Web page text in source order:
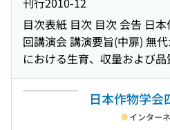
52回講演会講演要旨) 異なる
ダイズ品種「はつさやか」
生産特性(日本作物学会四国
旨) Yield and Yield
Cultivar "Hatsusayaka" and
Narrow Row Planting
densities 潅水量と水稲の生
生に与える影響(日本作物学
講演要旨) レンコンの浅床栽
覆肥料施用が生育と収量に
四国支部第51回講演会講演
栽培に及ぼす影響(日本作物
会講演要旨) 有機質資材の施
ぼす影響(日本作物学会四国
ア,南ソロン県サガ村に生息
に伴うバイオマス生産(日本
講演会講演要旨) インドネシ
トラジャにおけるサトウヤ
の樹液生産と樹液特性(日本
講演会講演要旨) インドネシ
トラジャにおけるサトウヤ
の葉形質(日本作物学会四国
作物学会四国支部第49回講
クラゲが水田雑草の生育及
ぼす影響(日本作物学会四国
旨) 水稲有機栽培における各
本作物学会四国支部第49回講
新品種「アンデスの乙女」
学会四国支部第49回講演会
影響 : 圃場試験(日本作物学会
講演要旨) 高知県早期栽培に
耕起V溝直播栽培の適応性評
第48回講演会講演要旨) 水稲
育成(日本作物学会四国支部
小麦「さぬきの夢2009」の
加工適性に及ぼす影響(日本
目次表紙 目次 目次 会告 日
回講演会 講演要旨(中扉) 無
における生育、収量および
会四国支部第47回講演会講
た水稲の生育および収量(日
回講演会講演要旨) 竹粉堆
日本作物学会
インター